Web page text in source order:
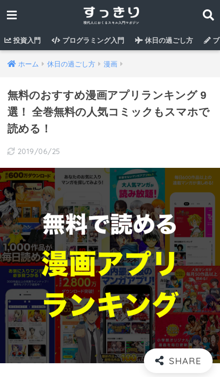
投資入門 プログラミング入門 休日の過ごし方
ホーム 休日の過ごし方 漫画
無料のおすすめ漫画アプリランキング 9
選！ 全巻無料の人気コミックもスマホで
読める！
2019/06/25